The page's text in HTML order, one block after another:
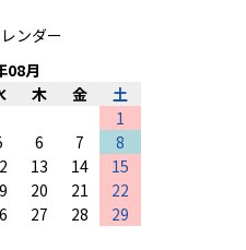
ンダー
08月
木 金
土
1
6 7
8
13 14
15
20 21
22
27 28
29